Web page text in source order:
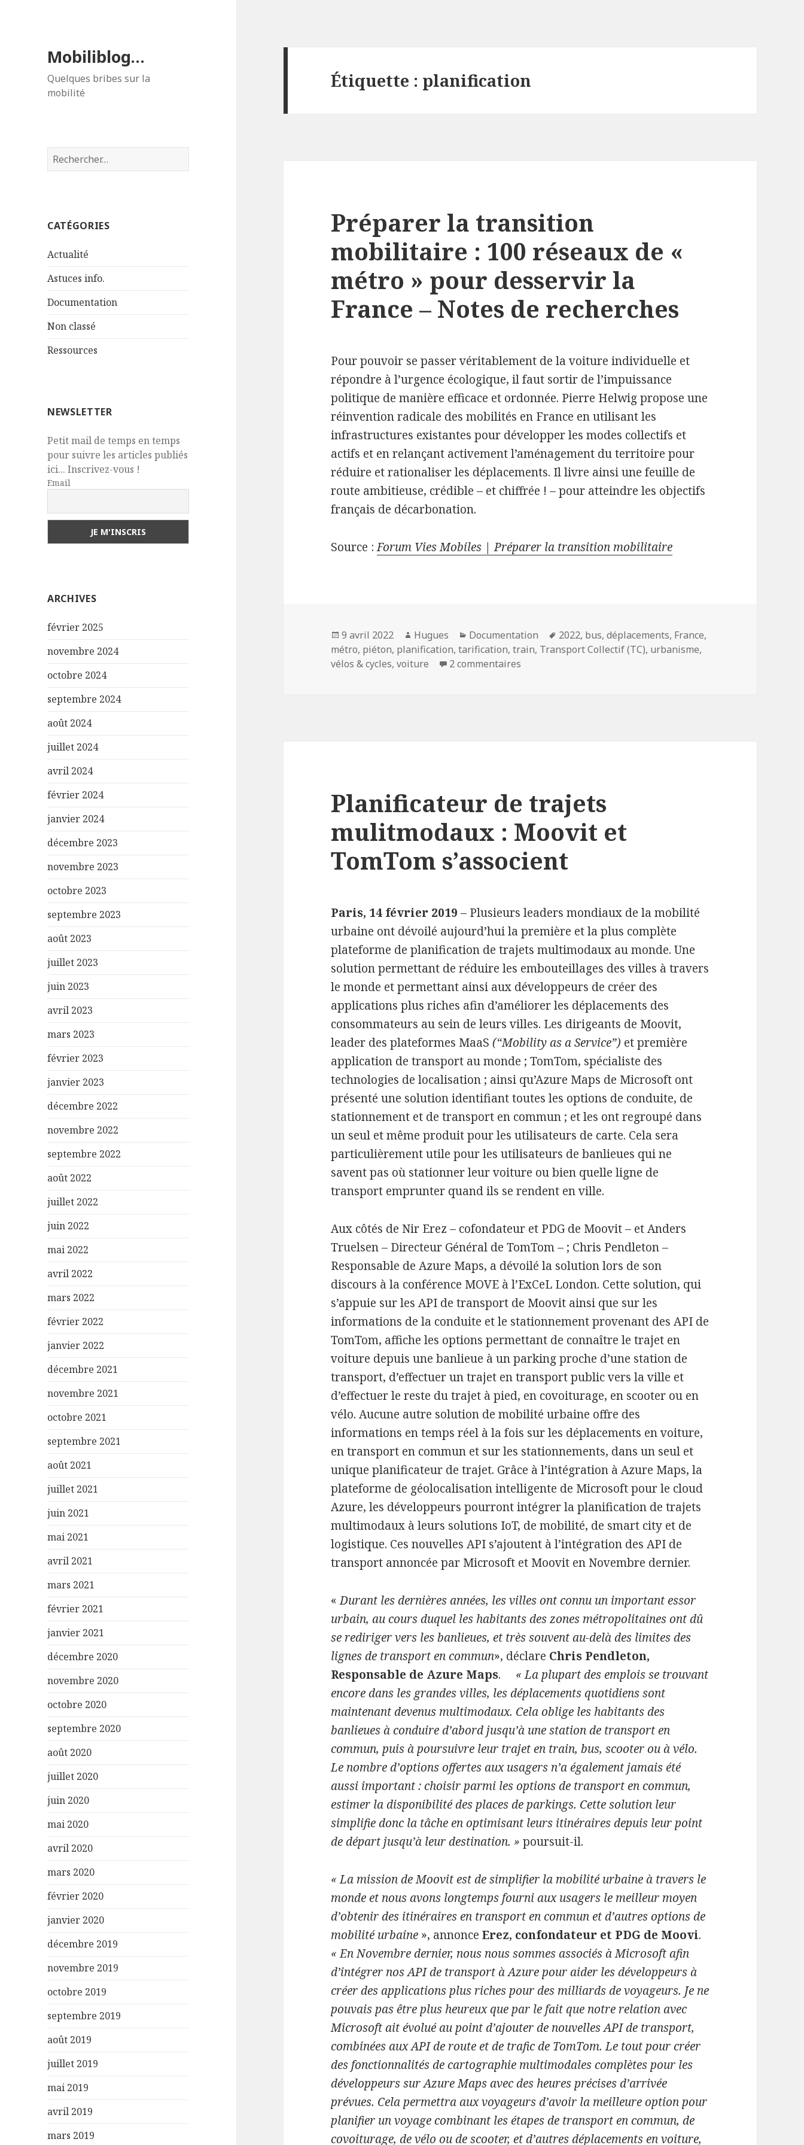
Mobiliblog…
Quelques bribes sur la
mobilité
Rechercher :
CATÉGORIES
Actualité
Astuces info.
Documentation
Non classé
Ressources
NEWSLETTER
Petit mail de temps en temps
pour suivre les articles publiés
ici... Inscrivez-vous !
Email
ARCHIVES
février 2025
novembre 2024
octobre 2024
septembre 2024
août 2024
juillet 2024
avril 2024
février 2024
janvier 2024
décembre 2023
novembre 2023
octobre 2023
septembre 2023
août 2023
juillet 2023
juin 2023
avril 2023
mars 2023
février 2023
janvier 2023
décembre 2022
novembre 2022
septembre 2022
août 2022
juillet 2022
juin 2022
mai 2022
avril 2022
mars 2022
février 2022
janvier 2022
décembre 2021
novembre 2021
octobre 2021
septembre 2021
août 2021
juillet 2021
juin 2021
mai 2021
avril 2021
mars 2021
février 2021
janvier 2021
décembre 2020
novembre 2020
octobre 2020
septembre 2020
août 2020
juillet 2020
juin 2020
mai 2020
avril 2020
mars 2020
février 2020
janvier 2020
décembre 2019
novembre 2019
octobre 2019
septembre 2019
août 2019
juillet 2019
mai 2019
avril 2019
mars 2019
Étiquette : planification
Préparer la transition
mobilitaire : 100 réseaux de «
métro » pour desservir la
France – Notes de recherches
Pour pouvoir se passer véritablement de la voiture individuelle et
répondre à l’urgence écologique, il faut sortir de l’impuissance
politique de manière efficace et ordonnée. Pierre Helwig propose une
réinvention radicale des mobilités en France en utilisant les
infrastructures existantes pour développer les modes collectifs et
actifs et en relançant activement l’aménagement du territoire pour
réduire et rationaliser les déplacements. Il livre ainsi une feuille de
route ambitieuse, crédible – et chiffrée ! – pour atteindre les objectifs
français de décarbonation.
Source :Forum Vies Mobiles | Préparer la transition mobilitaire
Publié
le
9 avril 2022 Auteur
Hugues Catégories
Documentation
Mots-
clés
2022, bus,déplacements, France,
métro, piéton, planification,tarification,train, Transport Collectif (TC), urbanisme,
vélos & cycles,voiture 2 commentaires
Planificateur de trajets
mulitmodaux : Moovit et
TomTom s’associent
Paris, 14 février 2019– Plusieurs leaders mondiaux de la mobilité
urbaine ont dévoilé aujourd’hui la première et la plus complète
plateforme de planification de trajets multimodaux au monde. Une
solution permettant de réduire les embouteillages des villes à travers
le monde et permettant ainsi aux développeurs de créer des
applications plus riches afin d’améliorer les déplacements des
consommateurs au sein de leurs villes. Les dirigeants de Moovit,
leader des plateformes MaaS(“Mobility as a Service”) et première
application de transport au monde ; TomTom, spécialiste des
technologies de localisation ; ainsi qu’Azure Maps de Microsoft ont
présenté une solution identifiant toutes les options de conduite, de
stationnement et de transport en commun ; et les ont regroupé dans
un seul et même produit pour les utilisateurs de carte. Cela sera
particulièrement utile pour les utilisateurs de banlieues qui ne
savent pas où stationner leur voiture ou bien quelle ligne de
transport emprunter quand ils se rendent en ville.
Aux côtés de Nir Erez – cofondateur et PDG de Moovit – et Anders
Truelsen – Directeur Général de TomTom – ; Chris Pendleton –
Responsable de Azure Maps, a dévoilé la solution lors de son
discours à la conférence MOVE à l’ExCeL London. Cette solution, qui
s’appuie sur les API de transport de Moovit ainsi que sur les
informations de la conduite et le stationnement provenant des API de
TomTom, affiche les options permettant de connaître le trajet en
voiture depuis une banlieue à un parking proche d’une station de
transport, d’effectuer un trajet en transport public vers la ville et
d’effectuer le reste du trajet à pied, en covoiturage, en scooter ou en
vélo. Aucune autre solution de mobilité urbaine offre des
informations en temps réel à la fois sur les déplacements en voiture,
en transport en commun et sur les stationnements, dans un seul et
unique planificateur de trajet. Grâce à l’intégration à Azure Maps, la
plateforme de géolocalisation intelligente de Microsoft pour le cloud
Azure, les développeurs pourront intégrer la planification de trajets
multimodaux à leurs solutions IoT, de mobilité, de smart city et de
logistique. Ces nouvelles API s’ajoutent à l’intégration des API de
transport annoncée par Microsoft et Moovit en Novembre dernier.
«Durant les dernières années, les villes ont connu un important essor
urbain, au cours duquel les habitants des zones métropolitaines ont dû
se rediriger vers les banlieues, et très souvent au-delà des limites des
lignes de transport en commun», déclare Chris Pendleton,
Responsable de Azure Maps. « La plupart des emplois se trouvant
encore dans les grandes villes, les déplacements quotidiens sont
maintenant devenus multimodaux. Cela oblige les habitants des
banlieues à conduire d’abord jusqu’à une station de transport en
commun, puis à poursuivre leur trajet en train, bus, scooter ou à vélo.
Le nombre d’options offertes aux usagers n’a également jamais été
aussi important : choisir parmi les options de transport en commun,
estimer la disponibilité des places de parkings. Cette solution leur
simplifie donc la tâche en optimisant leurs itinéraires depuis leur point
de départ jusqu’à leur destination. » poursuit-il.
« La mission de Moovit est de simplifier la mobilité urbaine à travers le
monde et nous avons longtemps fourni aux usagers le meilleur moyen
d’obtenir des itinéraires en transport en commun et d’autres options de
mobilité urbaine », annonceErez, confondateur et PDG de Moovi.
« En Novembre dernier, nous nous sommes associés à Microsoft afin
d’intégrer nos API de transport à Azure pour aider les développeurs à
créer des applications plus riches pour des milliards de voyageurs. Je ne
pouvais pas être plus heureux que par le fait que notre relation avec
Microsoft ait évolué au point d’ajouter de nouvelles API de transport,
combinées aux API de route et de trafic de TomTom. Le tout pour créer
des fonctionnalités de cartographie multimodales complètes pour les
développeurs sur Azure Maps avec des heures précises d’arrivée
prévues. Cela permettra aux voyageurs d’avoir la meilleure option pour
planifier un voyage combinant les étapes de transport en commun, de
covoiturage, de vélo ou de scooter, et d’autres déplacements en voiture,